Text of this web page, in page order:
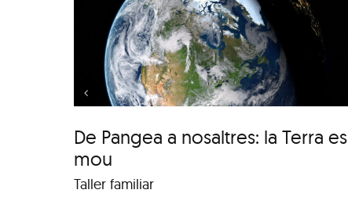
De Pangea a nosaltres: la Terra es
mou
Taller familiar
De Pangea a nosaltres:
la Terra es mou